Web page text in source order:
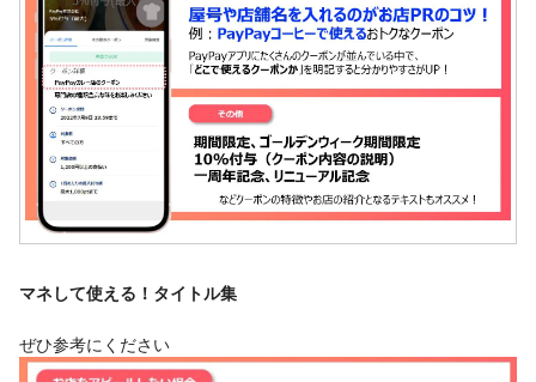
マネして使える！タイトル集
ぜひ参考にください